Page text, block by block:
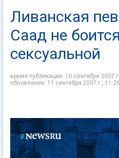
Ливанская
Саад не
сексуальной
время публикации: 10 сентября 2007
обновление: 11 сентября 2007 г., 11:29